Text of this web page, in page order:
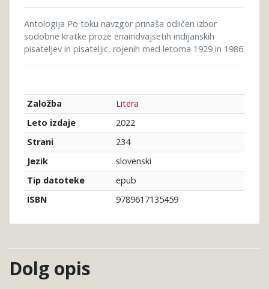
Antologija Po toku navzgor prinaša odličen izbor
sodobne kratke proze enaindvajsetih indijanskih
pisateljev in pisateljic, rojenih med letoma 1929 in 1986.
Založba
Litera
Leto izdaje
2022
Strani
234
Jezik
slovenski
Tip datoteke
epub
ISBN
9789617135459
Dolg opis